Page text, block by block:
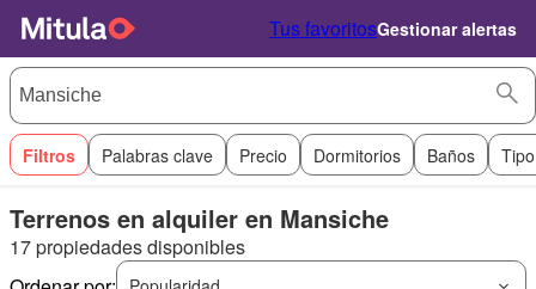
Tus favoritosGestionar alertas
Filtros Palabras clave Precio Dormitorios Baños
Terrenos en alquiler en Mansiche
17 propiedades disponibles